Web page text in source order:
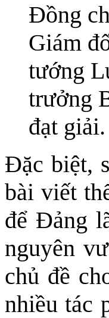
Đồng
Giám
tướng
trưởng
đạt giải.
Đặc biệt,
bài viết
để Đảng
nguyên
chủ đề
nhiều tác